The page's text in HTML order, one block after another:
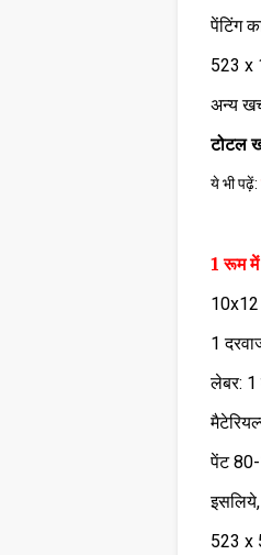
पेंटिंग
523 x
अन्य
टोटल
ये भी पढ़ें:
1 रूम में
10x12
1
लेबर: 1
पेंट 80-
523 x